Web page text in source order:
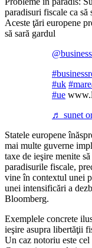
paradisuri fiscale ca să
Aceste ţări europene
să sară gardul
#uk
#ue
♬ sunet
Statele europene
mai multe guverne
taxe de ieşire menite
paradisurile fiscale,
vine în contextul unei
unei intensificări a
Bloomberg.
Exemplele concrete
ieşire asupra libertăţii
Un caz notoriu este